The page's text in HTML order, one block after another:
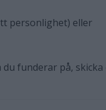
personlighet) eller
funderar på,